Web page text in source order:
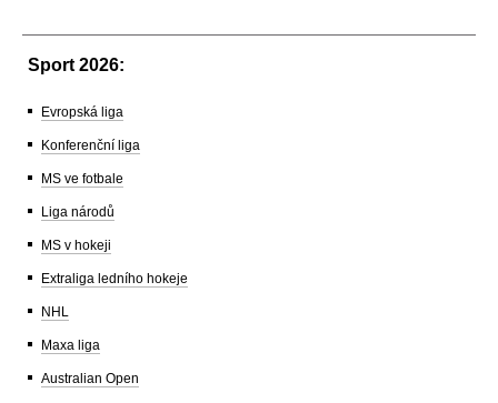
Sport 2026:
Evropská liga
Konferenční liga
MS ve fotbale
Liga národů
MS v hokeji
Extraliga ledního hokeje
NHL
Maxa liga
Australian Open